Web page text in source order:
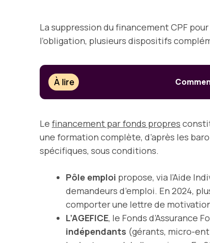
La suppression du financement CPF
l’obligation, plusieurs dispositifs
À lire
Le financement par fonds propres
une formation complète, d’après les
spécifiques, sous conditions.
Pôle emploi propose, via l’Aide
demandeurs d’emploi. En 2024,
comporter une lettre de
L’AGEFICE, le Fonds d’Assurance
indépendants (gérants, micro-